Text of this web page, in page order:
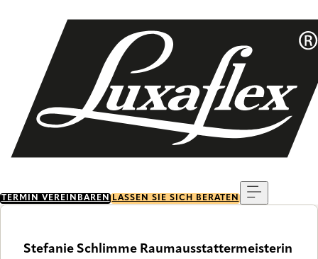
TERMIN VEREINBAREN LASSEN SIE SICH BERATEN
Stefanie Schlimme Raumausstattermeisterin